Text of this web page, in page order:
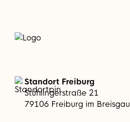
Standort Freiburg
Stühlingerstraße 21
79106 Freiburg im Breisgau